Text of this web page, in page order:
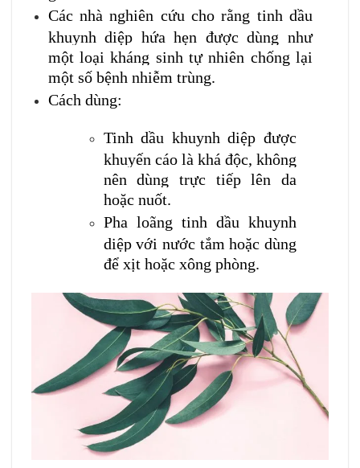
Các nhà nghiên cứu cho rằng tinh dầu
khuynh diệp hứa hẹn được dùng như
một loại kháng sinh tự nhiên chống lại
một số bệnh nhiễm trùng.
Cách dùng:
Tinh dầu khuynh diệp được
khuyến cáo là khá độc, không
nên dùng trực tiếp lên da
hoặc nuốt.
Pha loãng tinh dầu khuynh
diệp với nước tắm hoặc dùng
để xịt hoặc xông phòng.